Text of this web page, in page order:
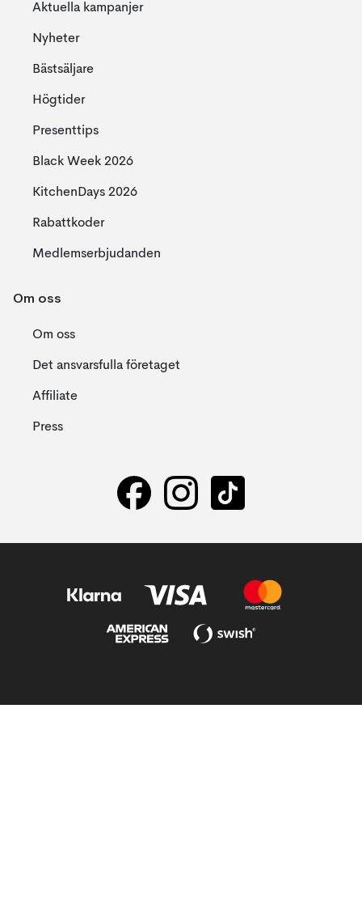
Aktuella kampanjer
Nyheter
Bästsäljare
Högtider
Presenttips
Black Week 2026
KitchenDays 2026
Rabattkoder
Medlemserbjudanden
Om oss
Om oss
Det ansvarsfulla företaget
Affiliate
Press